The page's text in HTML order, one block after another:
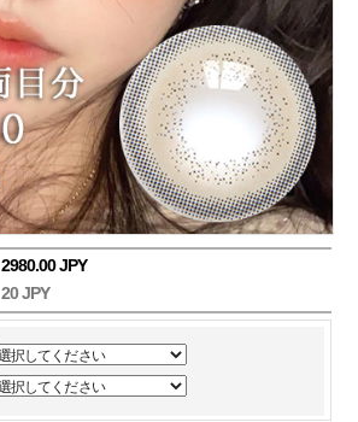
2980.00 JPY
20 JPY